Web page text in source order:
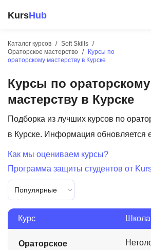
KursHub
Каталог курсов
Soft Skills
Ораторское мастерство
Курсы по
ораторскому мастерству в Курске
Курсы по ораторскому
мастерству в Курске
Подборка из лучших курсов по
в Курске. Информация обновляется
Как мы оцениваем курсы?
Программа защиты студентов от
Популярные
Курс Школа
Ораторское
Разработка
Маркетинг
Дизайн
Аналитика
Менеджмент
Иностранные языки